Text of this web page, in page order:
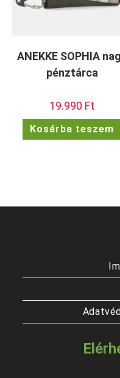
ANEKKE SOPHIA
pénztárca
19.990 Ft
Kosárba teszem